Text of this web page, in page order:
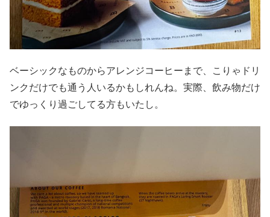
ベーシックなものからアレンジコーヒーまで、こりゃドリ
ンクだけでも通う人いるかもしれんね。実際、飲み物だけ
でゆっくり過ごしてる方もいたし。